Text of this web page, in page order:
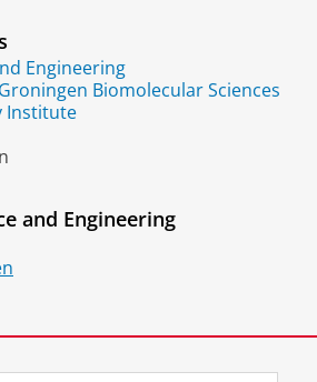
Engineering
Biomolecular Sciences
Institute
and Engineering